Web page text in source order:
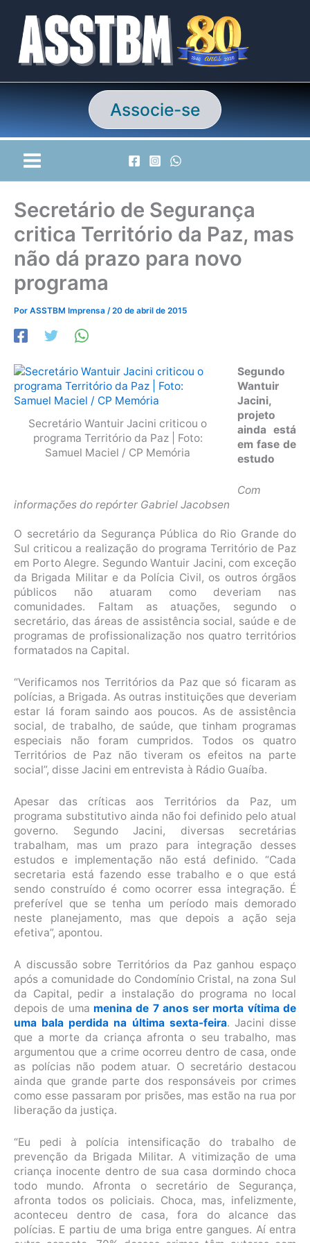
conteúdo
Associe-se
Secretário de Segurança
critica Território da Paz, mas
não dá prazo para novo
programa
Por ASSTBM Imprensa /20 de abril de 2015
Secretário Wantuir Jacini criticou o
programa Território da Paz | Foto:
Samuel Maciel / CP Memória
Segundo
Wantuir
Jacini,
projeto
ainda está
em fase de
estudo
Com
informações do repórter Gabriel Jacobsen
O secretário da Segurança Pública do Rio Grande do
Sul criticou a realização do programa Território de Paz
em Porto Alegre. Segundo Wantuir Jacini, com exceção
da Brigada Militar e da Polícia Civil, os outros órgãos
públicos não atuaram como deveriam nas
comunidades. Faltam as atuações, segundo o
secretário, das áreas de assistência social, saúde e de
programas de profissionalização nos quatro territórios
formatados na Capital.
“Verificamos nos Territórios da Paz que só ficaram as
polícias, a Brigada. As outras instituições que deveriam
estar lá foram saindo aos poucos. As de assistência
social, de trabalho, de saúde, que tinham programas
especiais não foram cumpridos. Todos os quatro
Territórios de Paz não tiveram os efeitos na parte
social”, disse Jacini em entrevista à Rádio Guaíba.
Apesar das críticas aos Territórios da Paz, um
programa substitutivo ainda não foi definido pelo atual
governo. Segundo Jacini, diversas secretárias
trabalham, mas um prazo para integração desses
estudos e implementação não está definido. “Cada
secretaria está fazendo esse trabalho e o que está
sendo construído é como ocorrer essa integração. É
preferível que se tenha um período mais demorado
neste planejamento, mas que depois a ação seja
efetiva”, apontou.
A discussão sobre Territórios da Paz ganhou espaço
após a comunidade do Condomínio Cristal, na zona Sul
da Capital, pedir a instalação do programa no local
depois de uma menina de 7 anos ser morta vítima de
uma bala perdida na última sexta-feira. Jacini disse
que a morte da criança afronta o seu trabalho, mas
argumentou que a crime ocorreu dentro de casa, onde
as polícias não podem atuar. O secretário destacou
ainda que grande parte dos responsáveis por crimes
como esse passaram por prisões, mas estão na rua por
liberação da justiça.
“Eu pedi à polícia intensificação do trabalho de
prevenção da Brigada Militar. A vitimização de uma
criança inocente dentro de sua casa dormindo choca
todo mundo. Afronta o secretário de Segurança,
afronta todos os policiais. Choca, mas, infelizmente,
aconteceu dentro de casa, fora do alcance das
polícias. E partiu de uma briga entre gangues. Aí entra